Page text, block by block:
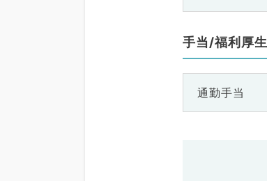
手当/福利厚生
通勤手当